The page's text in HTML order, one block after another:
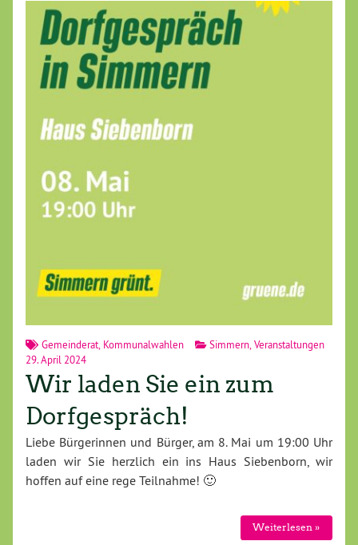
Gemeinderat, Kommunalwahlen Simmern,Veranstaltungen
29. April 2024
Wir laden Sie ein zum
Dorfgespräch!
Liebe Bürgerinnen und Bürger, am 8. Mai um 19:00 Uhr
laden wir Sie herzlich ein ins Haus Siebenborn, wir
hoffen auf eine rege Teilnahme! 🙂
Weiterlesen »